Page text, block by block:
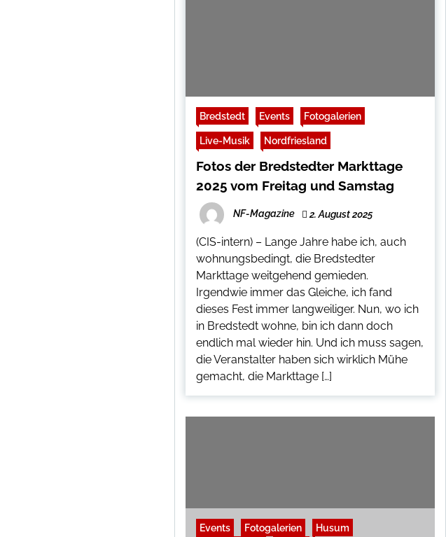
Bredstedt Events Fotogalerien
Live-Musik Nordfriesland
Fotos der Bredstedter Markttage
2025 vom Freitag und Samstag
NF-Magazine 2. August 2025
(CIS-intern) – Lange Jahre habe ich, auch
wohnungsbedingt, die Bredstedter
Markttage weitgehend gemieden.
Irgendwie immer das Gleiche, ich fand
dieses Fest immer langweiliger. Nun, wo ich
in Bredstedt wohne, bin ich dann doch
endlich mal wieder hin. Und ich muss sagen,
die Veranstalter haben sich wirklich Mühe
gemacht, die Markttage […]
Events Fotogalerien Husum